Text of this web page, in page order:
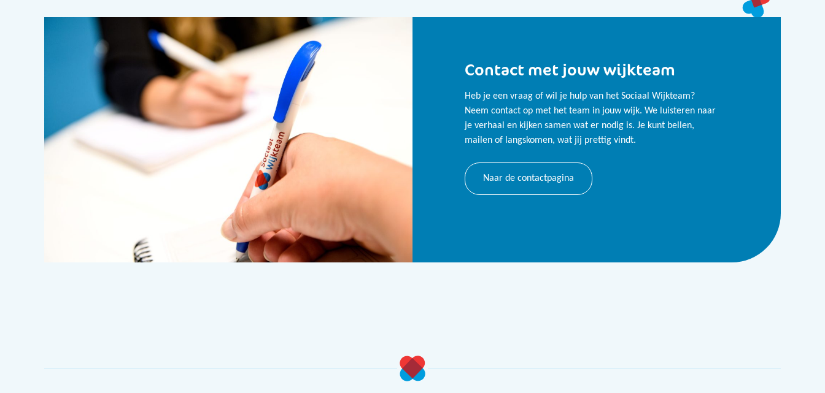
Contact met jouw wijkteam
Heb je een vraag of wil je hulp van het Sociaal Wijkteam?
Neem contact op met het team in jouw wijk. We luisteren naar
je verhaal en kijken samen wat er nodig is. Je kunt bellen,
mailen of langskomen, wat jij prettig vindt.
Naar de contactpagina